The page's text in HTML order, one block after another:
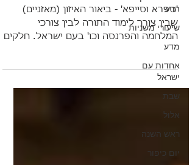
הרע
שיעורי משניות
מדע
אחדות עם
ישראל
שבת
אלול
ראש השנה
יום כיפור
'ספרא וסייפא' - ביאור האיזון (מאזניים)
שבין צורך לימוד התורה לבין צורכי
המלחמה והפרנסה וכו' בעם ישראל. חלקים
מתוך סידרת שיעורים, שנמסרה על רקע
'חוק גיוס בני הישיבות', לאור דברי חכמינו
בגמרא בסוגיית 'ספרא וסייפא'.